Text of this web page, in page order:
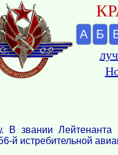
А Б
В звании Лейтенанта
й истребительной